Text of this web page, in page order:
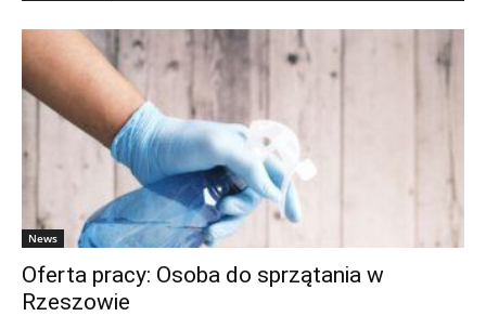
News
Oferta pracy: Osoba do sprzątania w
Rzeszowie